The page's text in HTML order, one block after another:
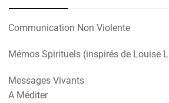
Communication Non Violente
Mémos Spirituels (inspirés de Louise
Messages Vivants
A Méditer